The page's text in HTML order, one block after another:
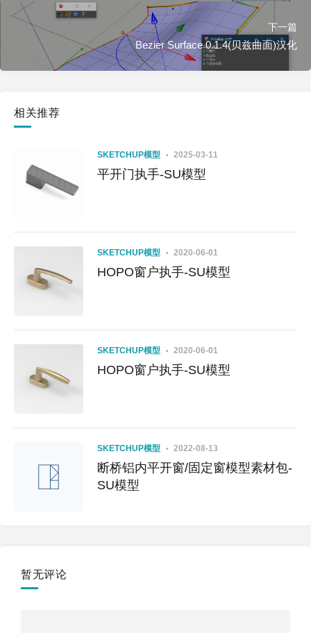
下一篇
Bezier Surface 0.1.4(贝兹曲面)汉化
相关推荐
SKETCHUP模型 2025-03-11
平开门执手-SU模型
SKETCHUP模型 2020-06-01
HOPO窗户执手-SU模型
SKETCHUP模型 2020-06-01
HOPO窗户执手-SU模型
SKETCHUP模型 2022-08-13
断桥铝内平开窗/固定窗模型素材包-
SU模型
暂无评论